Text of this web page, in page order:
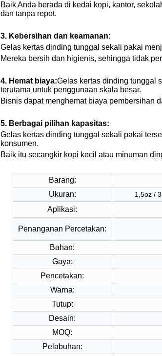
Baik Anda berada di kedai kopi, kantor,
dan tanpa repot.
3. Kebersihan dan keamanan:
Gelas kertas dinding tunggal sekali pakai
Mereka bersih dan higienis, sehingga tidak
4. Hemat biaya:Gelas kertas dinding tunggal
terutama untuk penggunaan skala besar.
Bisnis dapat menghemat biaya pembersihan
5. Berbagai pilihan kapasitas:
Gelas kertas dinding tunggal sekali pakai
konsumen.
Baik itu secangkir kopi kecil atau minuman
Barang:
Ukuran: 1,5oz /
Aplikasi:
Penanganan Percetakan:
Bahan:
Gaya:
Pencetakan:
Warna:
Tutup:
Desain:
MOQ:
Pelabuhan: